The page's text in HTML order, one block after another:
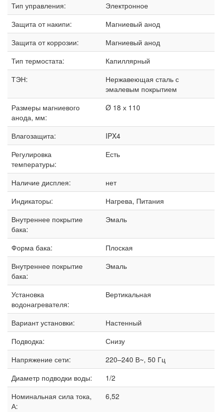
Тип управления:
Электронное
Защита от накипи:
Магниевый анод
Защита от коррозии:
Магниевый анод
Тип термостата:
Капиллярный
ТЭН:
Нержавеющая сталь с
эмалевым покрытием
Размеры магниевого
анода, мм:
Ø 18 х 110
Влагозащита:
IPX4
Регулировка
температуры:
Есть
Наличие дисплея:
нет
Индикаторы:
Нагрева, Питания
Внутреннее покрытие
бака:
Эмаль
Форма бака:
Плоская
Внутреннее покрытие
бака:
Эмаль
Установка
водонагревателя:
Вертикальная
Вариант установки:
Настенный
Подводка:
Снизу
Напряжение сети:
220–240 В~, 50 Гц
Диаметр подводки воды:
1/2
Номинальная сила тока,
А:
6,52